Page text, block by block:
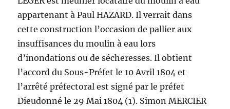
appartenant à Paul HAZARD. Il verrait dans
cette construction l’occasion de pallier aux
insuffisances du moulin à eau lors
d’inondations ou de sécheresses. Il obtient
l’accord du Sous-Préfet le 10 Avril 1804 et
l’arrêté préfectoral est signé par le préfet
Dieudonné le 29 Mai 1804 (1). Simon MERCIER